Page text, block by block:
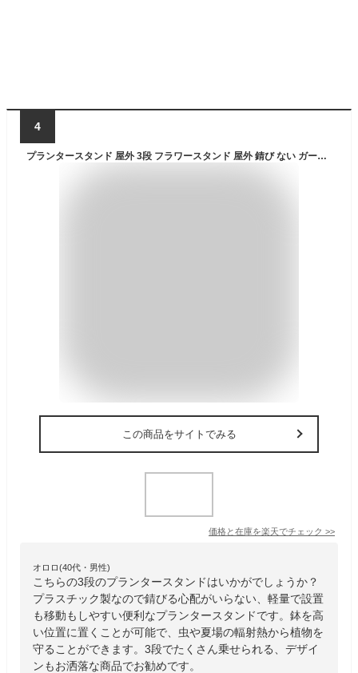
4
プランタースタンド 屋外 3段 フラワースタンド 屋外 錆び ない ガーデニング 棚 鉢台 プランタースタンド 屋外 おしゃれ フラワースタンド プラスチック 花台 屋外 フラワースタンド フラワースタンド 室内 おしゃれ 日本製 幅90cm
この商品をサイトでみる
価格と在庫を楽天でチェック >>
オロロ(40代・男性)
こちらの3段のプランタースタンドはいかがでしょうか？
プラスチック製なので錆びる心配がいらない、軽量で設置
も移動もしやすい便利なプランタースタンドです。鉢を高
い位置に置くことが可能で、虫や夏場の輻射熱から植物を
守ることができます。3段でたくさん乗せられる、デザイ
ンもお洒落な商品でお勧めです。